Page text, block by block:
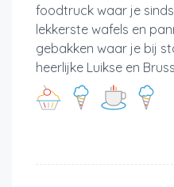
foodtruck waar je
lekkerste wafels en
gebakken waar je bij
heerlijke Luikse en